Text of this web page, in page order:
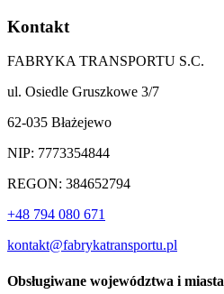
Kontakt
FABRYKA TRANSPORTU S.C.
ul. Osiedle Gruszkowe 3/7
62-035 Błażejewo
NIP: 7773354844
REGON: 384652794
+48 794 080 671
kontakt@fabrykatransportu.pl
Obsługiwane województwa i miasta